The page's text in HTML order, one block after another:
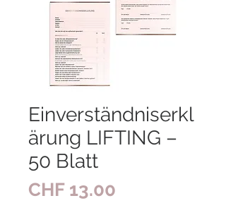
Einverständniserkl
ärung LIFTING –
50 Blatt
CHF 13.00